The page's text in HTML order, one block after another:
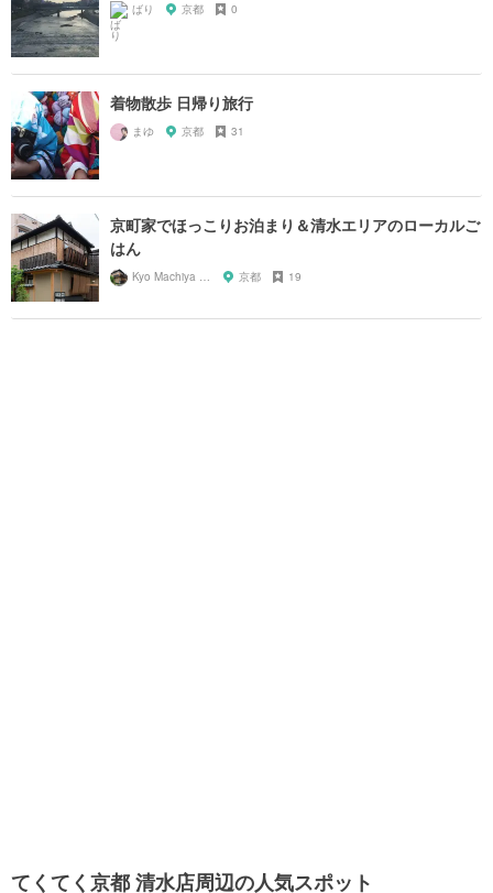
ばり 京都 0
着物散歩 日帰り旅行
まゆ 京都 31
京町家でほっこりお泊まり＆清水エリアのローカルご
はん
Kyo Machiya Miyabi 京都 19
てくてく京都 清水店周辺の人気スポット